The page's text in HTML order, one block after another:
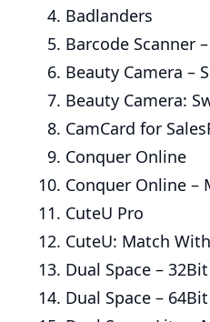
Badlanders
Barcode Scanner
Beauty Camera –
Beauty Camera:
CamCard for
Conquer Online
Conquer Online –
CuteU Pro
CuteU: Match
Dual Space –
Dual Space –